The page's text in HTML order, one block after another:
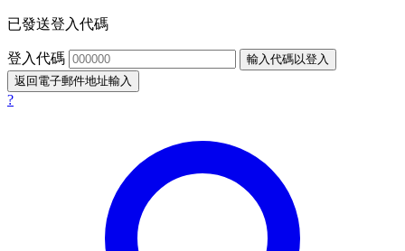
已發送登入代碼
登入代碼
輸入代碼以登入
返回電子郵件地址輸入
?